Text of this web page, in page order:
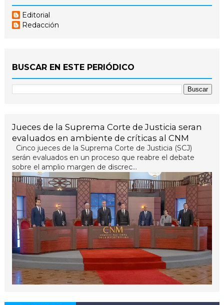
Editorial
Redacción
BUSCAR EN ESTE PERIÓDICO
Jueces de la Suprema Corte de Justicia seran
evaluados en ambiente de críticas al CNM
Cinco jueces de la Suprema Corte de Justicia (SCJ)
serán evaluados en un proceso que reabre el debate
sobre el amplio margen de discrec...